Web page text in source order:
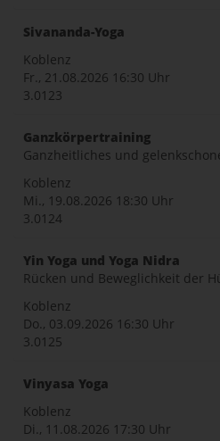
Sivananda-Yoga
Koblenz
Fr., 21.08.2026 16:30 Uhr
3.0123
Ganzkörpertraining
Ganzheitliches und
Koblenz
Mi., 19.08.2026 18:30 Uhr
3.0124
Yin Yoga und Yoga Nidra
Rücken und Beweglichkeit der
Koblenz
Do., 03.09.2026 16:30 Uhr
3.0125
Vinyasa Yoga
Koblenz
Di., 11.08.2026 17:30 Uhr